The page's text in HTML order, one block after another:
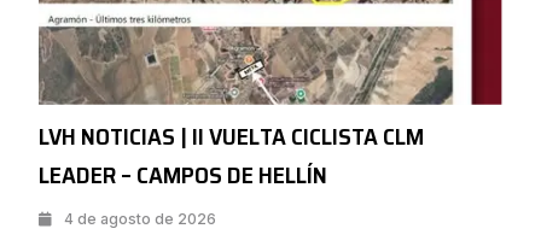
LVH NOTICIAS | II VUELTA CICLISTA CLM
LEADER – CAMPOS DE HELLÍN
4 de agosto de 2026